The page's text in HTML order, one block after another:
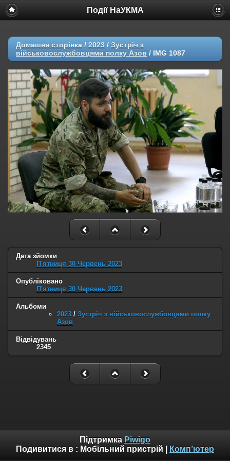
Події НаУКМА
Домашня сторінка / 2023 / Зустріч з
військовослужбовцями полку Азов / IMG 1087
Дата зйомки
П'ятниця 30 Червень 2023
Опубліковано
П'ятниця 30 Червень 2023
Альбоми
2023 / Зустріч з військовослужбовцями полку
Азов
Відвідувань
2345
Підтримка Piwigo
Подивитися в : Мобільний пристрій Комп’ютер